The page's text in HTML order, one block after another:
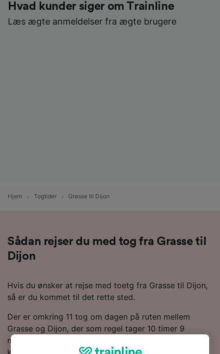
Hvad kunder siger om Trainline
Læs ægte anmeldelser fra ægte brugere
Hjem Togtider Grasse til Dijon
Sådan rejser du med tog fra Grasse til
Dijon
Hvis du ønsker at rejse med toetg fra Grasse til Dijon,
så er du kommet til det rette sted.
Der er omkring 11 tog om dagen på ruten mellem
Grasse og Dijon, der som regel tager 10 timer 9
minutter for at tilbagelægge rejsen på de 434 km. Det
kan dog tage helt ned til 6 timer 48 minutter på den